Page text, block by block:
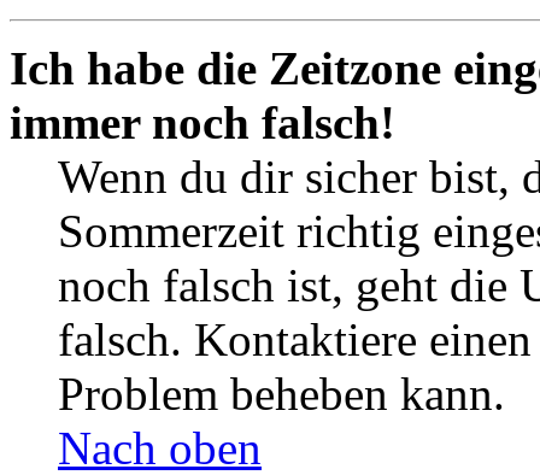
Ich habe die Zeitzone
immer noch falsch!
Wenn du dir sicher bist,
Sommerzeit richtig
noch falsch ist, geht die
falsch. Kontaktiere
Problem beheben kann.
Nach oben